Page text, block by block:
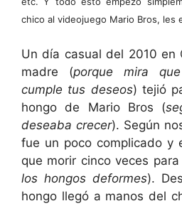
chico al videojuego Mario Bros, les
Un día casual del 2010 en
madre (porque mira
cumple tus deseos) tejió
hongo de Mario Bros (
deseaba crecer). Según
fue un poco complicado y
que morir cinco veces
los hongos deformes).
hongo llegó a manos del